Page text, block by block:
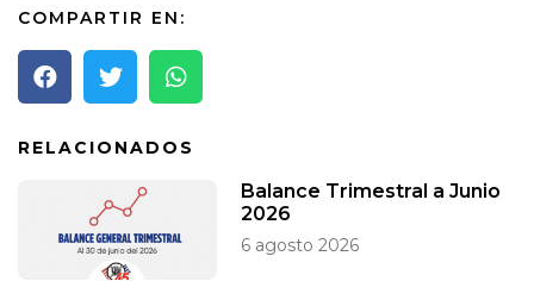
COMPARTIR EN:
RELACIONADOS
Balance Trimestral a Junio
2026
6 agosto 2026